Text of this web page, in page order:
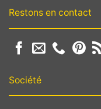
Société
Restons en contact